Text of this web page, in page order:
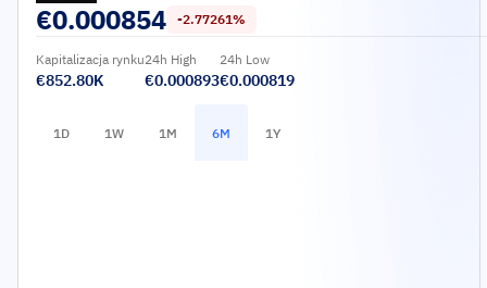
€0.000854 -2.77261%
Kapitalizacja rynku
€852.80K
24h High
€0.000893
24h Low
€0.000819
1D 1W 1M 6M 1Y